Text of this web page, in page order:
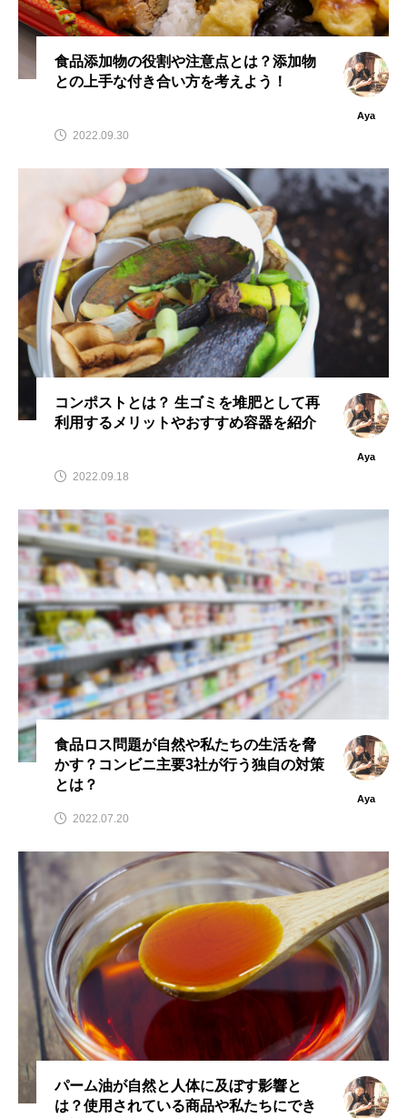
食品添加物の役割や注意点とは？添加物
との上手な付き合い方を考えよう！
Aya
2022.09.30
コンポストとは？ 生ゴミを堆肥として再
利用するメリットやおすすめ容器を紹介
Aya
2022.09.18
食品ロス問題が自然や私たちの生活を脅
かす？コンビニ主要3社が行う独自の対策
とは？
Aya
2022.07.20
パーム油が自然と人体に及ぼす影響と
は？使用されている商品や私たちにでき